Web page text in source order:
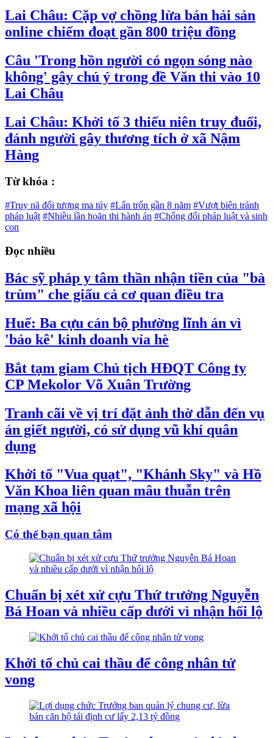
Lai Châu: Cặp vợ chồng lừa bán hải sản
online chiếm đoạt gần 800 triệu đồng
Câu 'Trong hồn người có ngọn sóng nào
không' gây chú ý trong đề Văn thi vào 10
Lai Châu
Lai Châu: Khởi tố 3 thiếu niên truy đuổi,
đánh người gây thương tích ở xã Nậm
Hàng
Từ khóa :
#Truy nã đối tượng ma túy #Lẩn trốn gần 8 năm #Vượt biên tránh
pháp luật #Nhiều lần hoãn thi hành án #Chống đối pháp luật và sinh
con
Đọc nhiều
Bác sỹ pháp y tâm thần nhận tiền của "bà
trùm" che giấu cả cơ quan điều tra
Huế: Ba cựu cán bộ phường lĩnh án vì
'bảo kê' kinh doanh vỉa hè
Bắt tạm giam Chủ tịch HĐQT Công ty
CP Mekolor Võ Xuân Trường
Tranh cãi về vị trí đặt ảnh thờ dẫn đến vụ
án giết người, có sử dụng vũ khí quân
dụng
Khởi tố "Vua quạt", "Khánh Sky" và Hồ
Văn Khoa liên quan mâu thuẫn trên
mạng xã hội
Có thể bạn quan tâm
Chuẩn bị xét xử cựu Thứ trưởng Nguyễn
Bá Hoan và nhiều cấp dưới vì nhận hối lộ
Khởi tố chủ cai thầu để công nhân tử
vong